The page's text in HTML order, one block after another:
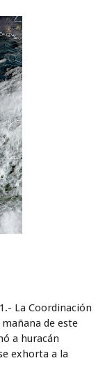
La Coordinación
de este
a huracán
exhorta a la